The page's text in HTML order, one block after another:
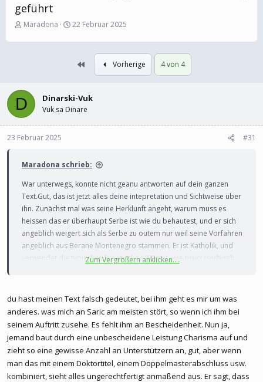
geführt
E
s
e
r
Maradona
E
s
t
a
22 Februar 2025
Erste Vorherige 4 von 4
D Dinarski-Vuk
Vuk sa Dinare
23 Februar 2025 #31
Maradona schrieb:
War unterwegs, konnte nicht geanu antworten auf dein ganzen
Text.Gut, das ist jetzt alles deine intepretation und Sichtweise über
ihn. Zunächst mal was seine Herklunft angeht, warum muss es
heissen das er überhaupt Serbe ist wie du behautest, und er sich
angeblich weigert sich als Serbe zu outem nur weil seine Vorfahren
angeblich aus Berane Montenegro stammen. Er ist Katholik, und
verwendet die typischen kroatischen Wörter, wie tisuci (serbisch
kamen aus Montenegro, sie sind aber Katholiken, ganze Dorf
heisst Crnogorci mit Nachnamen, das heisst doch nicht gleich das
sie Serben sind?
Zum Vergrößern anklicken....
du hast meinen Text falsch gedeutet, bei ihm geht es mir um was
anderes. was mich an Saric am meisten stört, so wenn ich ihm bei
seinem Auftritt zusehe. Es fehlt ihm an Bescheidenheit. Nun ja,
jemand baut durch eine unbescheidene Leistung Charisma auf und
zieht so eine gewisse Anzahl an Unterstützern an, gut, aber wenn
man das mit einem Doktortitel, einem Doppelmasterabschluss usw.
kombiniert, sieht alles ungerechtfertigt anmaßend aus. Er sagt, dass